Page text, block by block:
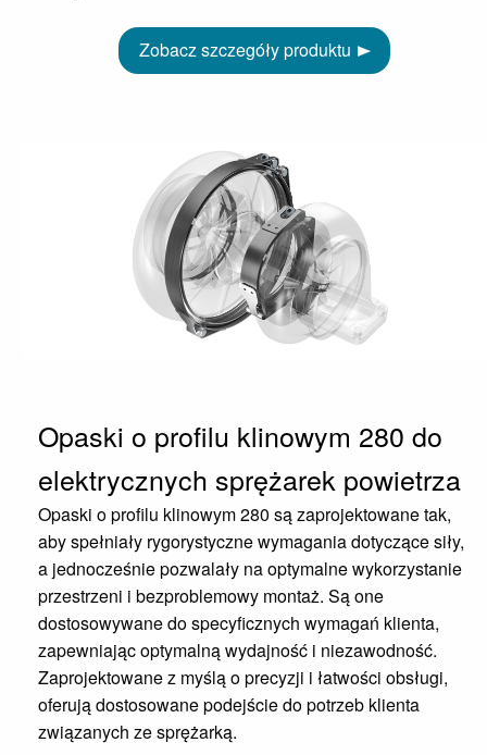
Zobacz szczegóły produktu
Opaski o profilu klinowym 280 do
elektrycznych sprężarek powietrza
Opaski o profilu klinowym 280 są zaprojektowane tak,
aby spełniały rygorystyczne wymagania dotyczące siły,
a jednocześnie pozwalały na optymalne wykorzystanie
przestrzeni i bezproblemowy montaż. Są one
dostosowywane do specyficznych wymagań klienta,
zapewniając optymalną wydajność i niezawodność.
Zaprojektowane z myślą o precyzji i łatwości obsługi,
oferują dostosowane podejście do potrzeb klienta
związanych ze sprężarką.